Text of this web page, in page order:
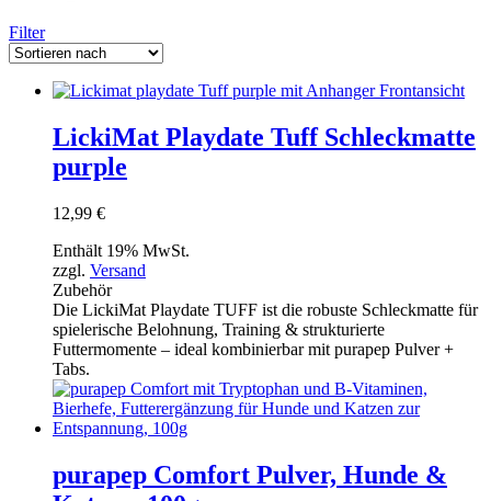
Filter
LickiMat Playdate Tuff Schleckmatte
purple
12,99 €
Enthält 19% MwSt.
zzgl. Versand
Zubehör
Die LickiMat Playdate TUFF ist die robuste Schleckmatte für
spielerische Belohnung, Training & strukturierte
Futtermomente – ideal kombinierbar mit purapep Pulver +
Tabs.
purapep Comfort Pulver, Hunde &